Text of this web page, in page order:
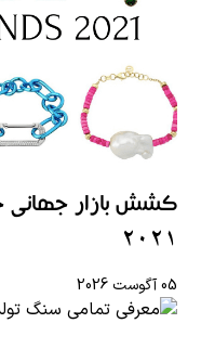
کشش بازار جهانی
2021
05 آگوست 2026